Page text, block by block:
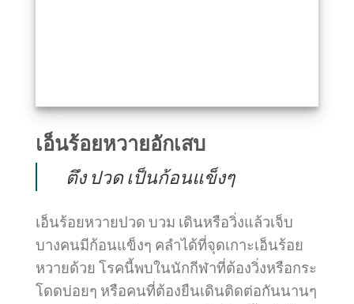
เอ็นร้อยหวายอักเสบ
ตึง ปวด เป็นก้อนแข็งๆ
เอ็นร้อยหวายปวด บวม เดินหรือวิ่งแล้วเจ็บ
บางคนมีก้อนแข็งๆ คลำได้ที่จุดเกาะเอ็นร้อย
หวายด้วย โรคนี้พบในนักกีฬาที่ต้องวิ่งหรือกระ
โดดบ่อยๆ หรือคนที่ต้องยืนเดินติดต่อกันนานๆ